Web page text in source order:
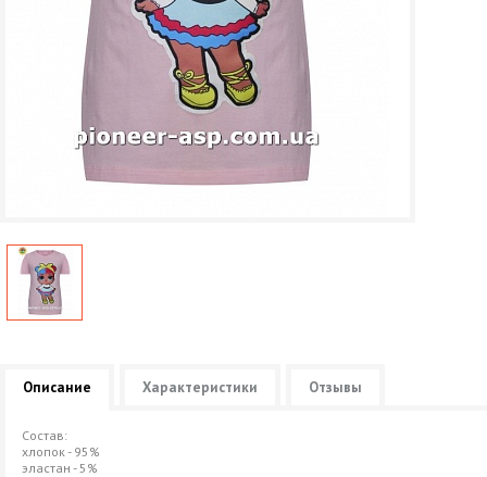
Описание Характеристики Отзывы
Состав:
хлопок - 95%
эластан - 5%